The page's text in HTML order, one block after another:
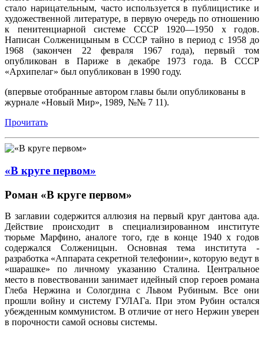
стало нарицательным, часто используется в публицистике и
художественной литературе, в первую очередь по отношению
к пенитенциарной системе СССР 1920—1950 х годов.
Написан Солженицыным в СССР тайно в период с 1958 до
1968 (закончен 22 февраля 1967 года), первый том
опубликован в Париже в декабре 1973 года. В СССР
«Архипелаг» был опубликован в 1990 году.
(впервые отобранные автором главы были опубликованы в
журнале «Новый Мир», 1989, №№ 7 11).
Прочитать
«В круге первом»
Роман «В круге первом»
В заглавии содержится аллюзия на первый круг дантова ада.
Действие происходит в специализированном институте
тюрьме Марфино, аналоге того, где в конце 1940 х годов
содержался Солженицын. Основная тема института -
разработка «Аппарата секретной телефонии», которую ведут в
«шарашке» по личному указанию Сталина. Центральное
место в повествовании занимает идейный спор героев романа
Глеба Нержина и Сологдина с Львом Рубиным. Все они
прошли войну и систему ГУЛАГа. При этом Рубин остался
убежденным коммунистом. В отличие от него Нержин уверен
в порочности самой основы системы.